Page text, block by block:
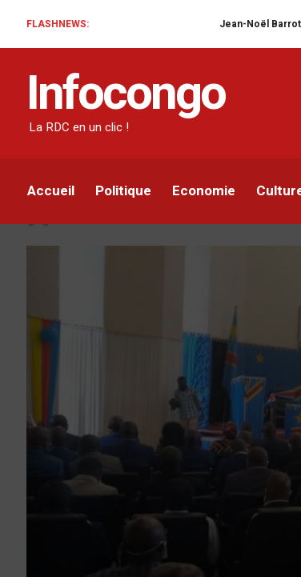
FLASHNEWS: Jean-Noël Barrot, chef de la
Infocongo
La RDC en un clic !
Accueil Politique Economie
Nord-Kivu :
Nkodia “il n’y a